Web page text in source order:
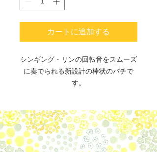
カートに追加する
シンギング・リンの回転音をスムーズ
に奏でられる新設計の棒状のバチで
す。
でることができます。手に持ちやすく
なじみやすい太さと長さを追求し、最
良の皮のなめし度合い、巻き方を開発